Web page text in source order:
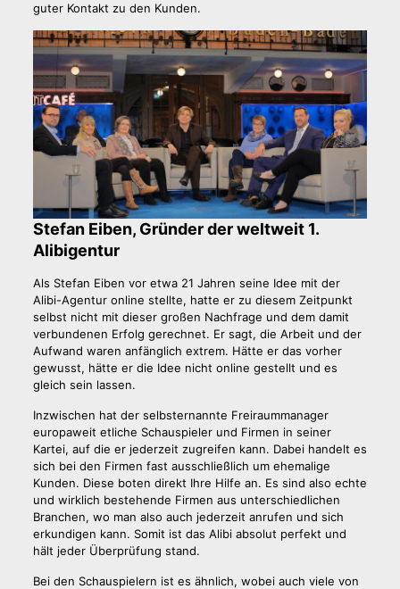
guter Kontakt zu den Kunden.
Stefan Eiben, Gründer der weltweit 1.
Alibigentur
Als Stefan Eiben vor etwa 21 Jahren seine Idee mit der
Alibi-Agentur online stellte, hatte er zu diesem Zeitpunkt
selbst nicht mit dieser großen Nachfrage und dem damit
verbundenen Erfolg gerechnet. Er sagt, die Arbeit und der
Aufwand waren anfänglich extrem. Hätte er das vorher
gewusst, hätte er die Idee nicht online gestellt und es
gleich sein lassen.
Inzwischen hat der selbsternannte Freiraummanager
europaweit etliche Schauspieler und Firmen in seiner
Kartei, auf die er jederzeit zugreifen kann. Dabei handelt es
sich bei den Firmen fast ausschließlich um ehemalige
Kunden. Diese boten direkt Ihre Hilfe an. Es sind also echte
und wirklich bestehende Firmen aus unterschiedlichen
Branchen, wo man also auch jederzeit anrufen und sich
erkundigen kann. Somit ist das Alibi absolut perfekt und
hält jeder Überprüfung stand.
Bei den Schauspielern ist es ähnlich, wobei auch viele von